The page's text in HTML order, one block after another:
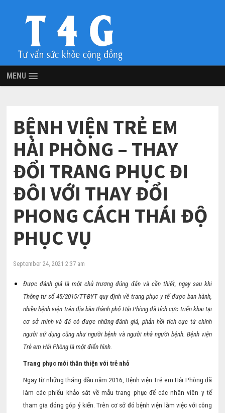
MENU
BỆNH VIỆN TRẺ EM
HẢI PHÒNG – THAY
ĐỔI TRANG PHỤC ĐI
ĐÔI VỚI THAY ĐỔI
PHONG CÁCH THÁI ĐỘ
PHỤC VỤ
September 24, 2021 2:37 am
Được đánh giá là một chủ trương đúng đắn và cần thiết, ngay sau khi
Thông tư số 45/2015/TT-BYT quy định về trang phục y tế được ban hành,
nhiều bệnh viện trên địa bàn thành phố Hải Phòng đã tích cực triển khai tại
cơ sở mình và đã có được những đánh giá, phản hồi tích cực từ chính
người sử dụng cũng như người bệnh và người nhà người bệnh. Bệnh viện
Trẻ em Hải Phòng là một điển hình.
Trang phục mới thân thiện với trẻ nhỏ
Ngay từ những tháng đầu năm 2016, Bệnh viện Trẻ em Hải Phòng đã
làm các phiếu khảo sát về mẫu trang phục để các nhân viên y tế
tham gia đóng góp ý kiến. Trên cơ sở đó bệnh viện làm việc với công